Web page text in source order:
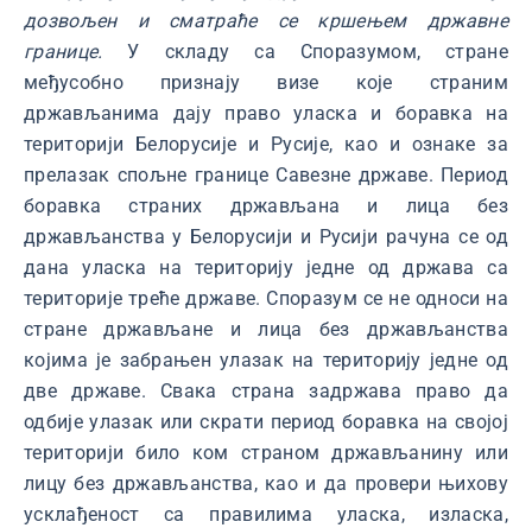
дозвољен и сматраће се кршењем државне
границе. У складу са Споразумом, стране
међусобно признају визе које страним
држављанима дају право уласка и боравка на
територији Белорусије и Русије, као и ознаке за
прелазак спољне границе Савезне државе. Период
боравка страних држављана и лица без
држављанства у Белорусији и Русији рачуна се од
дана уласка на територију једне од држава са
територије треће државе. Споразум се не односи на
стране држављане и лица без држављанства
којима је забрањен улазак на територију једне од
две државе. Свака страна задржава право да
одбије улазак или скрати период боравка на својој
територији било ком страном држављанину или
лицу без држављанства, као и да провери њихову
усклађеност са правилима уласка, изласка,